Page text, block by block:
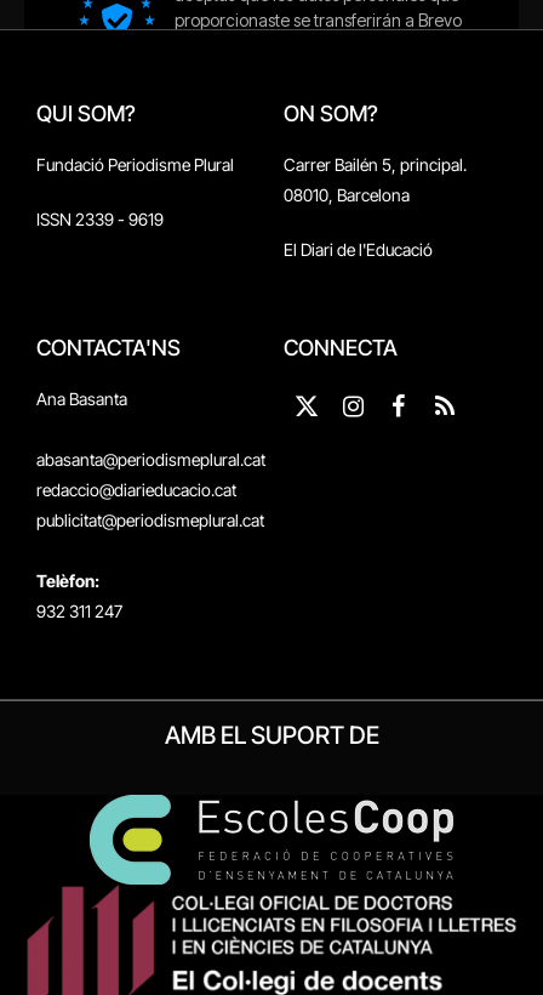
QUI SOM?
Fundació Periodisme Plural
ISSN 2339 - 9619
ON SOM?
Carrer Bailén 5, principal.
08010, Barcelona
El Diari de l'Educació
CONTACTA'NS
Ana Basanta
abasanta@periodismeplural.cat
redaccio@diarieducacio.cat
publicitat@periodismeplural.cat
Telèfon:
932 311 247
CONNECTA
X
Instagram
Facebook
RSS
AMB EL SUPORT DE